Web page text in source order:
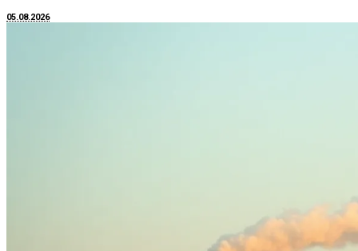
05.08.2026